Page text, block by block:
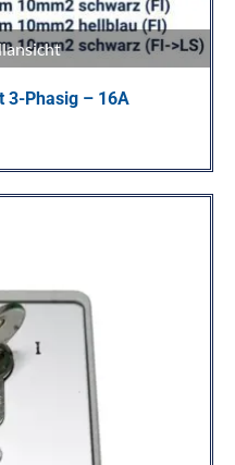
3-Phasig – 16A